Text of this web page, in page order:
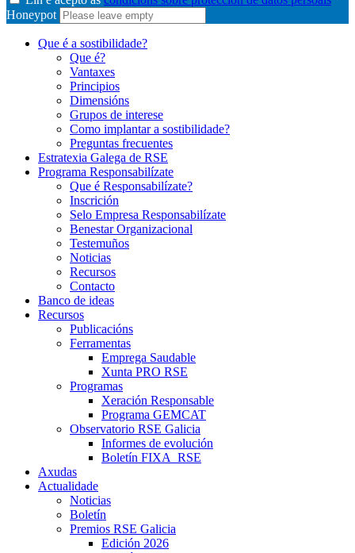
Honeypot
Que é a sostibilidade?
Que é?
Vantaxes
Principios
Dimensións
Grupos de interese
Como implantar a sostibilidade?
Preguntas frecuentes
Estratexia Galega de RSE
Programa Responsabilízate
Que é Responsabilízate?
Inscrición
Selo Empresa Responsabilízate
Benestar Organizacional
Testemuños
Noticias
Recursos
Contacto
Banco de ideas
Recursos
Publicacións
Ferramentas
Emprega Saudable
Xunta PRO RSE
Programas
Xeración Responsable
Programa GEMCAT
Observatorio RSE Galicia
Informes de evolución
Boletín FIXA_RSE
Axudas
Actualidade
Noticias
Boletín
Premios RSE Galicia
Edición 2026